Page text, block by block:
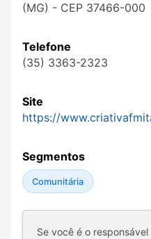
(MG) - CEP 37466-000
Telefone
(35) 3363-2323
Site
https://
Segmentos
Comunitária
Se você é o